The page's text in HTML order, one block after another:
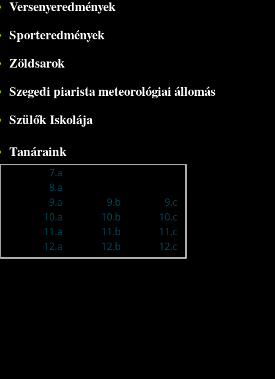
Versenyeredmények
Sporteredmények
Zöldsarok
Szegedi piarista meteorológiai állomás
Szülők Iskolája
Tanáraink